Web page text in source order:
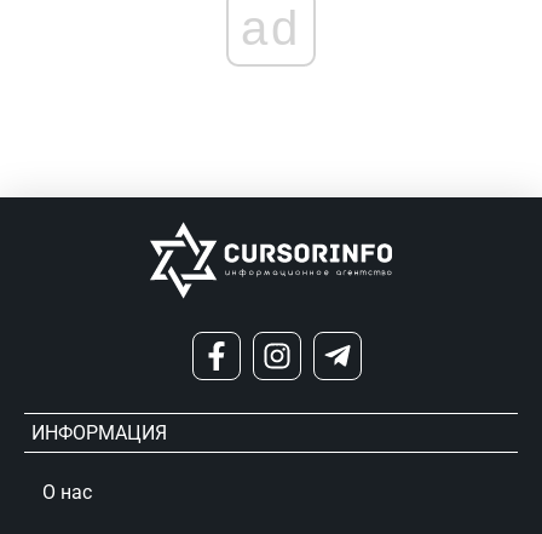
ad
ИНФОРМАЦИЯ
О нас